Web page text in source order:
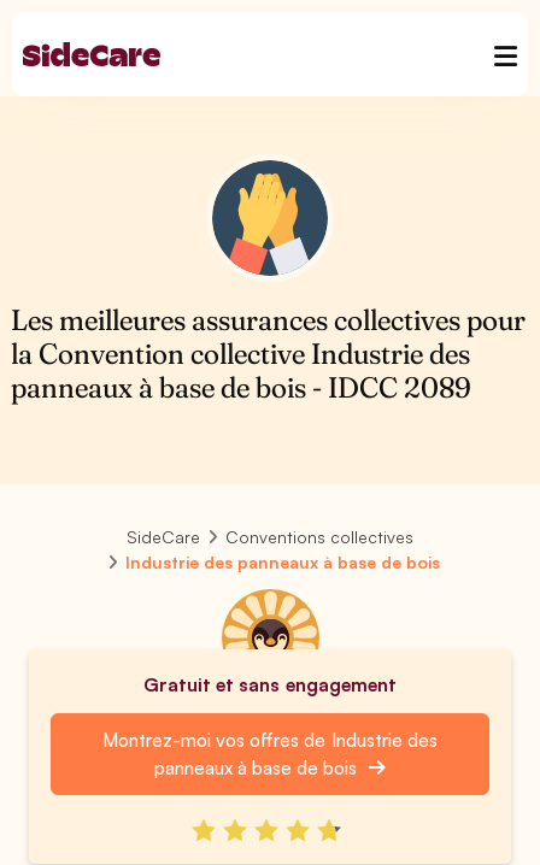
Les meilleures assurances collectives pour
la Convention collective Industrie des
panneaux à base de bois - IDCC 2089
SideCare
Conventions collectives
Industrie des panneaux à base de bois
Gratuit et sans engagement
Montrez-moi vos offres de Industrie des
panneaux à base de bois